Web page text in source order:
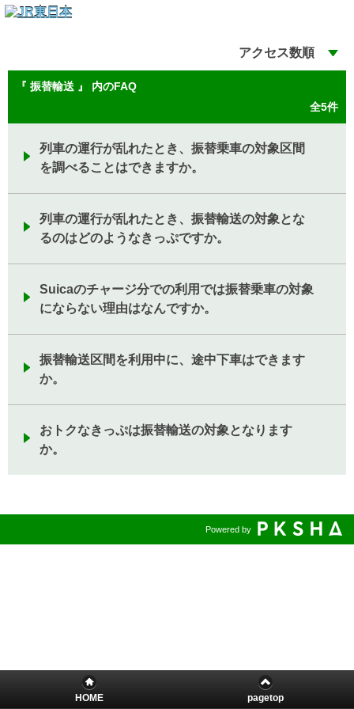
アクセス数順
『 振替輸送 』 内のFAQ
全5件
列車の運行が乱れたとき、振替乗車の対象区間
を調べることはできますか。
列車の運行が乱れたとき、振替輸送の対象とな
るのはどのようなきっぷですか。
Suicaのチャージ分での利用では振替乗車の対象
にならない理由はなんですか。
振替輸送区間を利用中に、途中下車はできます
か。
おトクなきっぷは振替輸送の対象となります
か。
Powered by
HOME pagetop